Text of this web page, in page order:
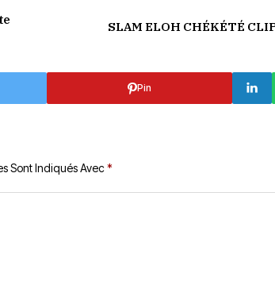
SLAM ELOH CHÉKÉTÉ
Pin
Sont Indiqués Avec*